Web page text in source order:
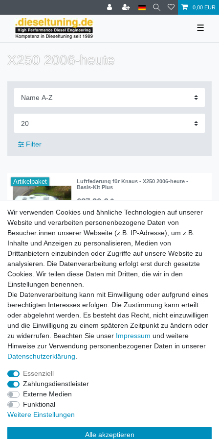
0,00 EUR
☰
X250 2006-heute
Filter
Artikelpaket
Luftfederung für Knaus - X250 2006-heute -
Basis-Kit Plus
687,90 € *
In den Warenkorb
Zahlung und Versand
Impressum Daten­schutz­erklärung AGB
Barrierefreiheitserklärung Widerrufs­recht
Vertrag widerrufen
© Copyright 2026 | Alle Rechte vorbehalten.
Wir verwenden Cookies und ähnliche Technologien auf unserer
Website und verarbeiten personenbezogene Daten von
Besucher:innen unserer Webseite (z.B. IP-Adresse), um z.B.
Inhalte und Anzeigen zu personalisieren, Medien von
Drittanbietern einzubinden oder Zugriffe auf unsere Website zu
analysieren. Die Datenverarbeitung erfolgt erst durch gesetzte
Cookies. Wir teilen diese Daten mit Dritten, die wir in den
Einstellungen benennen.
Die Datenverarbeitung kann mit Einwilligung oder aufgrund eines
berechtigten Interesses erfolgen. Die Zustimmung kann erteilt
oder abgelehnt werden. Es besteht das Recht, nicht einzuwilligen
und die Einwilligung zu einem späteren Zeitpunkt zu ändern oder
zu widerrufen. Beachten Sie unser Impressum und weitere
Hinweise zur Verwendung personenbezogener Daten in unserer
Daten­schutz­erklärung
Essenziell
Zahlungsdienstleister
Externe Medien
Funktional
Weitere Einstellungen
Alle akzeptieren